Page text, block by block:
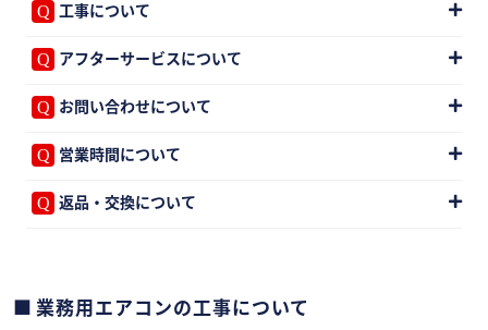
工事について
アフターサービスについて
お問い合わせについて
営業時間について
返品・交換について
業務用エアコンの工事について